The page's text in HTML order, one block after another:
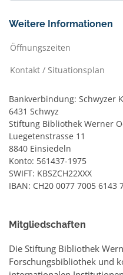
Weitere Informationen
Öffnungszeiten
Kontakt / Situationsplan
Bankverbindung: Schwyzer
6431 Schwyz
Stiftung Bibliothek Werner
Luegetenstrasse 11
8840 Einsiedeln
Konto: 561437-1975
SWIFT: KBSZCH22XXX
IBAN: CH20 0077 7005 6143
Mitgliedschaften
Die Stiftung Bibliothek
Forschungsbibliothek und